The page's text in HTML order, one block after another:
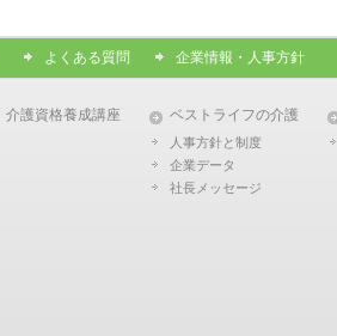
よくある質問 企業情報・人事方針
介護資格養成講座 ベストライフの介護
人事方針と制度
企業データ
社長メッセージ